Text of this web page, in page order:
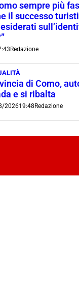
sempre più
il successo
Redazione
di Como,
e si ribalta
202619:48 Redazione